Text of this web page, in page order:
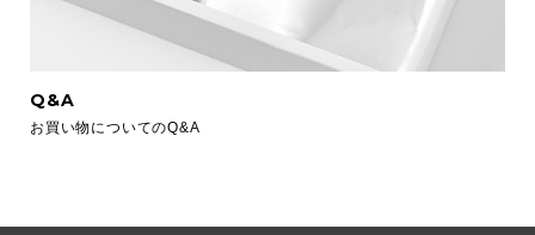
Q&A
お買い物についてのQ&A